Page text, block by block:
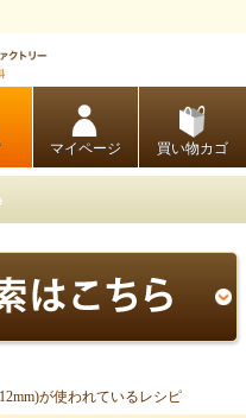
マイページ 買い物カゴ
が使われているレシピ